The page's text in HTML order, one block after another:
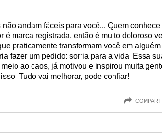
continuar, porque não há nada melhor nesta
andam fáceis para você... Quem conhece
é marca registrada, então é muito doloroso
praticamente transformam você em
fazer um pedido: sorria para a vida! Essa
ao caos, já motivou e inspirou muita
Tudo vai melhorar, pode confiar!